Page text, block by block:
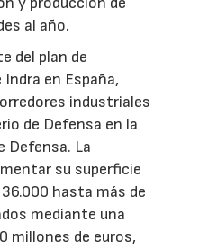
al año.
del plan de
en España,
industriales
de Defensa en la
Defensa. La
su superficie
hasta más de
mediante una
millones de euros,